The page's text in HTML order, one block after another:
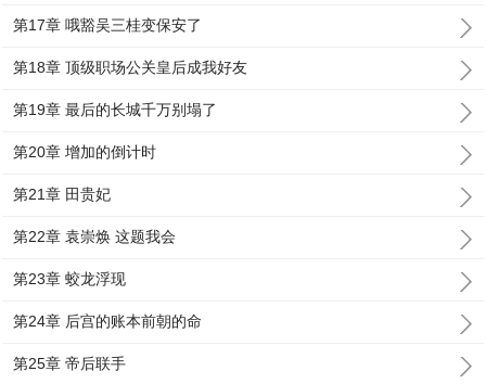
第17章 哦豁吴三桂变保安了
第18章 顶级职场公关皇后成我好友
第19章 最后的长城千万别塌了
第20章 增加的倒计时
第21章 田贵妃
第22章 袁崇焕 这题我会
第23章 蛟龙浮现
第24章 后宫的账本前朝的命
第25章 帝后联手